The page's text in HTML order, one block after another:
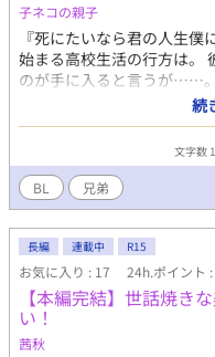
子ネコの親子
『死にたいなら君の人生
始まる高校生活の行方は。
のが手に入ると言うが……
るカップリング ①二面性
着兄×監禁されている弟
続
文字数
BL 兄弟
長編 連載中 R15
お気に入り : 17 24h.ポイント :
【本編完結】世話焼き
い！
茜秋